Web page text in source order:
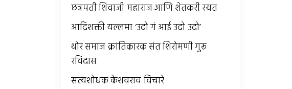
छत्रपती शिवाजी महाराज आणि शेतकरी रयत
आदिशक्ती यल्लमा ‘उदो गं आई उदो उदो’
थोर समाज क्रांतिकारक संत शिरोमणी गुरू
रविदास
सत्यशोधक केशवराव विचारे